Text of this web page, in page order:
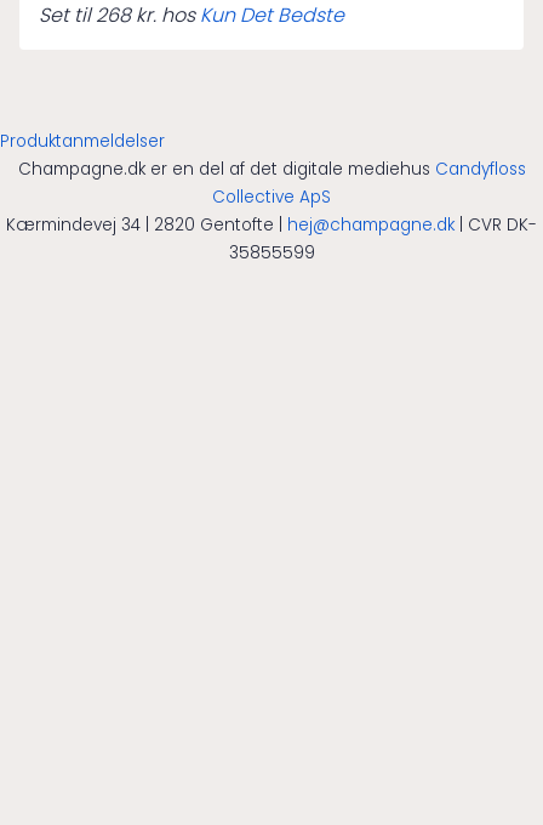
Set til 268 kr. hosKun Det Bedste
Produktanmeldelser
Champagne.dk er en del af det digitale mediehus Candyfloss
Collective ApS
Kærmindevej 34 | 2820 Gentofte | hej@champagne.dk | CVR DK-
35855599